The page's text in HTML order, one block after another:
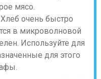
мясо.
очень быстро
в микроволновой
Используйте для
для этого